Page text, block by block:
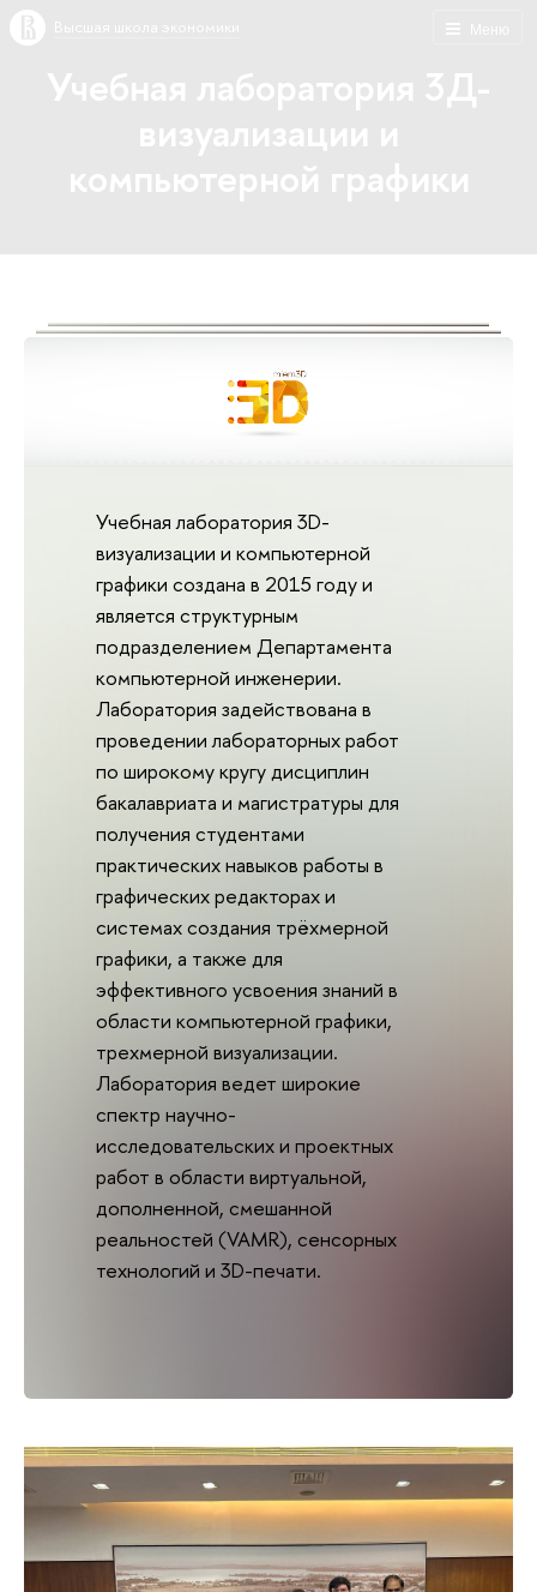
Учебная лаборатория 3D-
визуализации и компьютерной
графики создана в 2015 году и
является структурным
подразделением Департамента
компьютерной инженерии.
Лаборатория задействована в
проведении лабораторных работ
по широкому кругу дисциплин
бакалавриата и магистратуры для
получения студентами
практических навыков работы в
графических редакторах и
системах создания трёхмерной
графики, а также для
эффективного усвоения знаний в
области компьютерной графики,
трехмерной визуализации.
Лаборатория ведет широкие
спектр научно-
исследовательских и проектных
работ в области виртуальной,
дополненной, смешанной
реальностей (VAMR), сенсорных
технологий и 3D-печати.